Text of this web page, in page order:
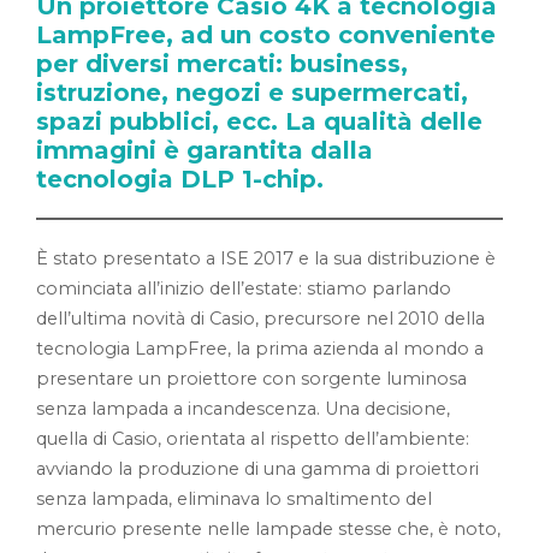
Un proiettore Casio 4K a tecnologia
LampFree, ad un costo conveniente
per diversi mercati: business,
istruzione, negozi e supermercati,
spazi pubblici, ecc. La qualità delle
immagini è garantita dalla
tecnologia DLP 1-chip.
È stato presentato a ISE 2017 e la sua distribuzione è
cominciata all’inizio dell’estate: stiamo parlando
dell’ultima novità di Casio, precursore nel 2010 della
tecnologia LampFree, la prima azienda al mondo a
presentare un proiettore con sorgente luminosa
senza lampada a incandescenza. Una decisione,
quella di Casio, orientata al rispetto dell’ambiente:
avviando la produzione di una gamma di proiettori
senza lampada, eliminava lo smaltimento del
mercurio presente nelle lampade stesse che, è noto,